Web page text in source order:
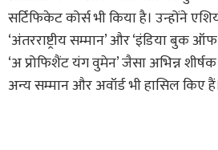
सर्टिफिकेट कोर्स भी किया है। उन्होंने
‘अंतरराष्ट्रीय सम्मान’ और ‘इंडिया बुक ऑफ
‘अ प्रोफिशैंट यंग वुमेन’ जैसा अभिन्न
अन्य सम्मान और अवॉर्ड भी हासिल किए